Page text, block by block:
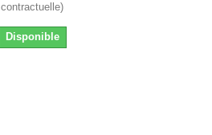
contractuelle)
Disponible